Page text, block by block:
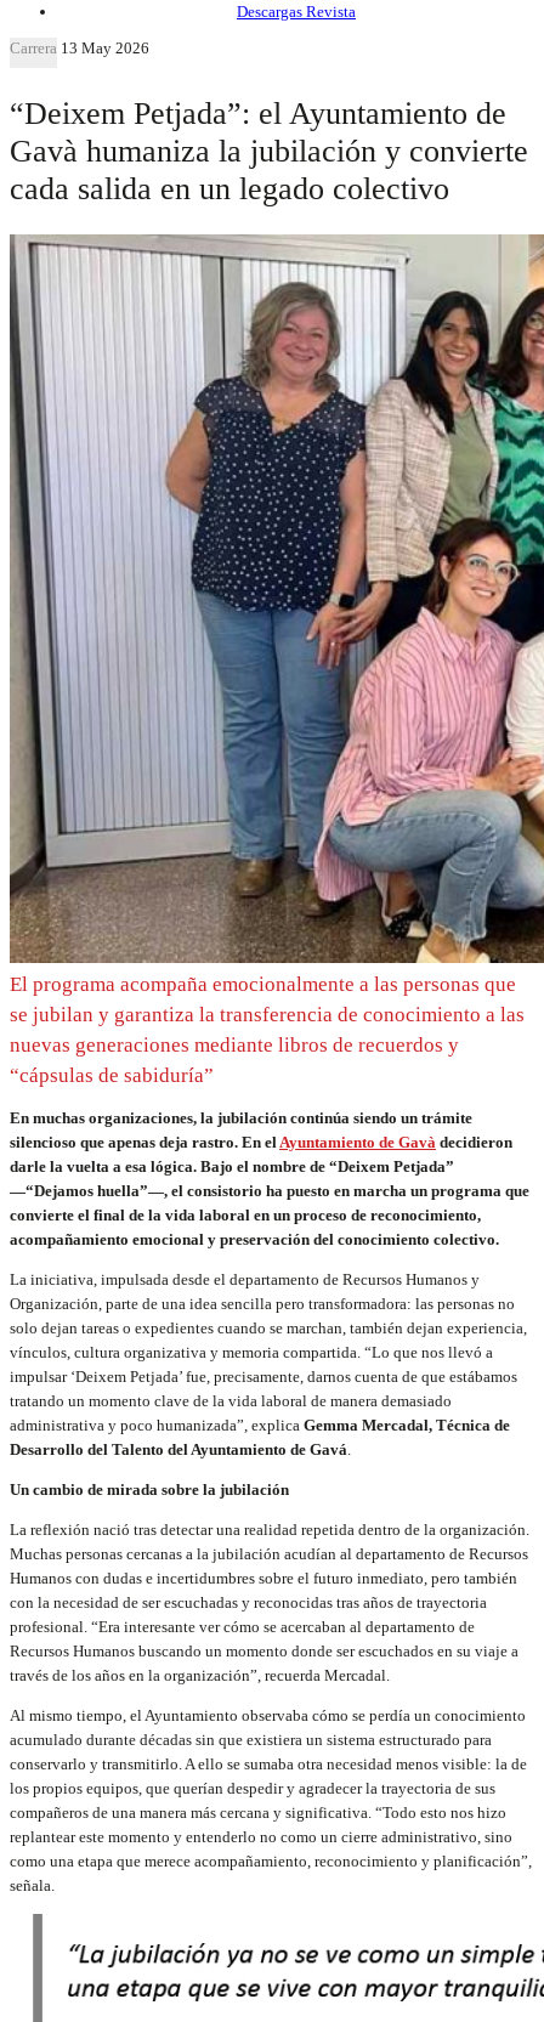
Descargas Revista
Carrera 13 May 2026
“Deixem Petjada”: el Ayuntamiento de
Gavà humaniza la jubilación y convierte
cada salida en un legado colectivo
El programa acompaña emocionalmente a las personas que
se jubilan y garantiza la transferencia de conocimiento a las
nuevas generaciones mediante libros de recuerdos y
“cápsulas de sabiduría”
En muchas organizaciones, la jubilación continúa siendo un trámite
silencioso que apenas deja rastro. En elAyuntamiento de Gavà decidieron
darle la vuelta a esa lógica. Bajo el nombre de “Deixem Petjada”
—“Dejamos huella”—, el consistorio ha puesto en marcha un programa que
convierte el final de la vida laboral en un proceso de reconocimiento,
acompañamiento emocional y preservación del conocimiento colectivo.
La iniciativa, impulsada desde el departamento de Recursos Humanos y
Organización, parte de una idea sencilla pero transformadora: las personas no
solo dejan tareas o expedientes cuando se marchan, también dejan experiencia,
vínculos, cultura organizativa y memoria compartida. “Lo que nos llevó a
impulsar ‘Deixem Petjada’ fue, precisamente, darnos cuenta de que estábamos
tratando un momento clave de la vida laboral de manera demasiado
administrativa y poco humanizada”, explica Gemma Mercadal, Técnica de
Desarrollo del Talento del Ayuntamiento de Gavá.
Un cambio de mirada sobre la jubilación
La reflexión nació tras detectar una realidad repetida dentro de la organización.
Muchas personas cercanas a la jubilación acudían al departamento de Recursos
Humanos con dudas e incertidumbres sobre el futuro inmediato, pero también
con la necesidad de ser escuchadas y reconocidas tras años de trayectoria
profesional. “Era interesante ver cómo se acercaban al departamento de
Recursos Humanos buscando un momento donde ser escuchados en su viaje a
través de los años en la organización”, recuerda Mercadal.
Al mismo tiempo, el Ayuntamiento observaba cómo se perdía un conocimiento
acumulado durante décadas sin que existiera un sistema estructurado para
conservarlo y transmitirlo. A ello se sumaba otra necesidad menos visible: la de
los propios equipos, que querían despedir y agradecer la trayectoria de sus
compañeros de una manera más cercana y significativa. “Todo esto nos hizo
replantear este momento y entenderlo no como un cierre administrativo, sino
como una etapa que merece acompañamiento, reconocimiento y planificación”,
señala.